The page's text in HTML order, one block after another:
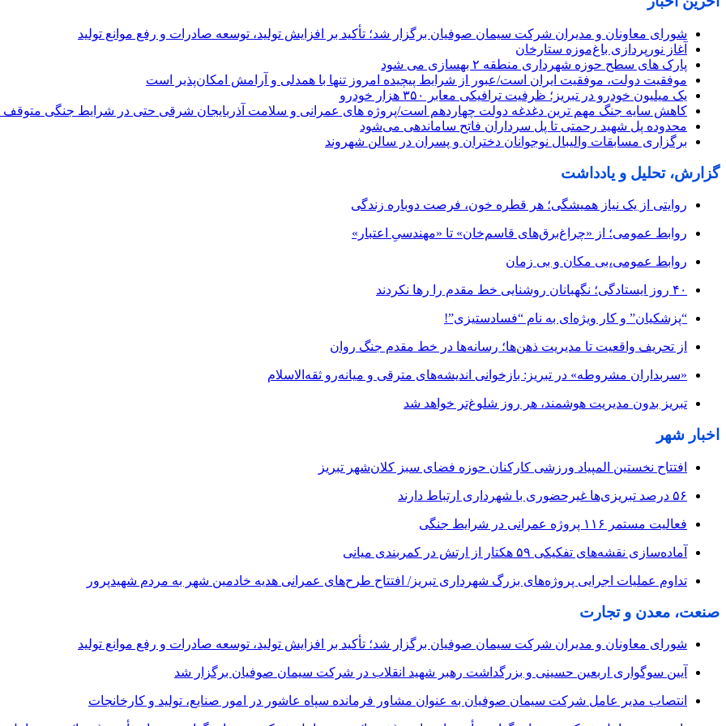
شورای معاونان و مدیران شرکت سیمان صوفیان برگزار شد؛ تأکید بر افزایش تولید، توسعه صادرات و رفع موانع تولید
آغاز نورپردازی باغ‌موزه ستارخان
پارک های سطح حوزه شهرداری منطقه ۲ بهسازی می شود
موفقیت دولت، موفقیت ایران است/عبور از شرایط پیچیده امروز تنها با همدلی و آرامش امکان‌پذیر است
یک میلیون خودرو در تبریز؛ ظرفیت ترافیکی معابر ۳۵۰ هزار خودرو
کاهش سایه جنگ مهم ‌ترین دغدغه دولت چهاردهم است/پروژه ‌های عمرانی و سلامت آذربایجان شرقی حتی در شرایط جنگی متوقف
محدوده پل شهید رحمتی تا پل سرداران فاتح ساماندهی می‌شود
برگزاری مسابقات والیبال نوجوانان دختران و پسران در سالن شهروند
گزارش، تحلیل و یادداشت
روایتی از یک نیاز همیشگی؛ هر قطره خون، فرصت دوباره زندگی
روابط عمومی؛ از «چراغ‌برق‌های قاسم‌خان» تا «مهندسیِ اعتبار»
روابط عمومی،بی مکان و بی زمان
۴۰ روز ایستادگی؛ نگهبانان روشنایی خط مقدم را رها نکردند
“پزشکیان” و کار ویژه‌ای به نام “فسادستیزی”!
از تحریف واقعیت تا مدیریت ذهن‌ها؛ رسانه‌ها در خط مقدم جنگ روان
«سربداران مشروطه» در تبریز: بازخوانی اندیشه‌های مترقی و میانه‌رو ثقه‌الاسلام
تبریز بدون مدیریت هوشمند، هر روز شلوغ‌تر خواهد شد
اخبار شهر
افتتاح نخستین المپیاد ورزشی کارکنان حوزه فضای سبز کلان‌شهر تبریز
۵۶ درصد تبریزی‌ها غیرحضوری با شهرداری ارتباط دارند
فعالیت مستمر ۱۱۶ پروژه عمرانی در شرایط جنگی
آماده‌سازی نقشه‌های تفکیکی ۵۹ هکتار از ارتش در کمربندی میانی
تداوم عملیات اجرایی پروژه‌های بزرگ شهرداری تبریز/ افتتاح طرح‌های عمرانی هدیه خادمین شهر به مردم شهیدپرور
صنعت، معدن و تجارت
شورای معاونان و مدیران شرکت سیمان صوفیان برگزار شد؛ تأکید بر افزایش تولید، توسعه صادرات و رفع موانع تولید
آیین سوگواری اربعین حسینی و بزرگداشت رهبر شهید انقلاب در شرکت سیمان صوفیان برگزار شد
انتصاب مدیر عامل شرکت سیمان صوفیان به عنوان مشاور فرمانده سپاه عاشور در امور صنایع، تولید و کارخانجات